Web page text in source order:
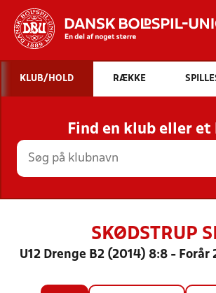
Hvad
INDHOLD
STILLINGER, RESULTATER,
HOLD
KLUB/HOLD RÆKKE
Find en klub eller et
SKØDSTRUP
U12 Drenge B2 (2014) 8:8 - Forår